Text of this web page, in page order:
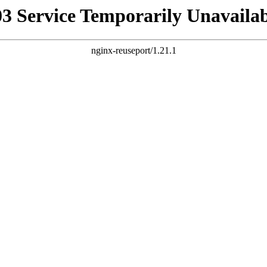
Service Temporarily
nginx-reuseport/1.21.1